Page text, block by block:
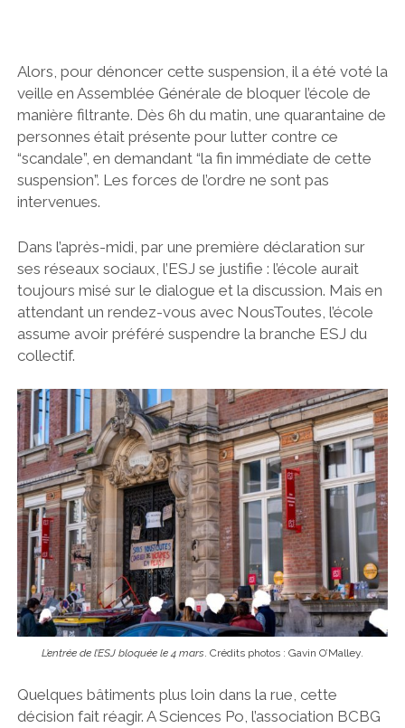
Alors, pour dénoncer cette suspension, il a été voté la
veille en Assemblée Générale de bloquer l’école de
manière filtrante. Dès 6h du matin, une quarantaine de
personnes était présente pour lutter contre ce
“scandale”, en demandant “la fin immédiate de cette
suspension”. Les forces de l’ordre ne sont pas
intervenues.
Dans l’après-midi, par une première déclaration sur
ses réseaux sociaux, l’ESJ se justifie : l’école aurait
toujours misé sur le dialogue et la discussion. Mais en
attendant un rendez-vous avec NousToutes, l’école
assume avoir préféré suspendre la branche ESJ du
collectif.
L’entrée de l’ESJ bloquée le 4 mars . Crédits photos : Gavin O’Malley.
Quelques bâtiments plus loin dans la rue, cette
décision fait réagir. A Sciences Po, l’association BCBG